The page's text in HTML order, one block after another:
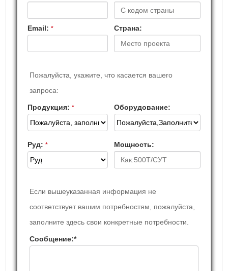
Email:* Страна:
Пожалуйста, укажите, что касается вашего
запроса:
Продукция:* Оборудование:
Руд:* Мощность:
Если вышеуказанная информация не
соответствует вашим потребностям, пожалуйста,
заполните здесь свои конкретные потребности.
Сообщение:*